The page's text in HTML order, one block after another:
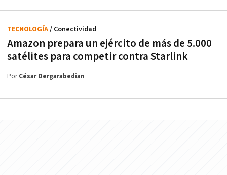
Amazon prepara un ejército de más de 5.000
satélites para competir contra Starlink
TECNOLOGÍA/ Conectividad
PorCésar Dergarabedian